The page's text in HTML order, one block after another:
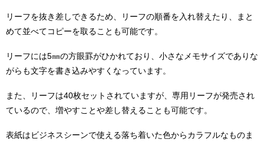
リーフを抜き差しできるため、リーフの順番を入れ替えたり、まと
めて並べてコピーを取ることも可能です。
リーフには5㎜の方眼罫がひかれており、小さなメモサイズでありな
がらも文字を書き込みやすくなっています。
また、リーフは40枚セットされていますが、専用リーフが発売され
ているので、増やすことや差し替えることも可能です。
表紙はビジネスシーンで使える落ち着いた色からカラフルなものま